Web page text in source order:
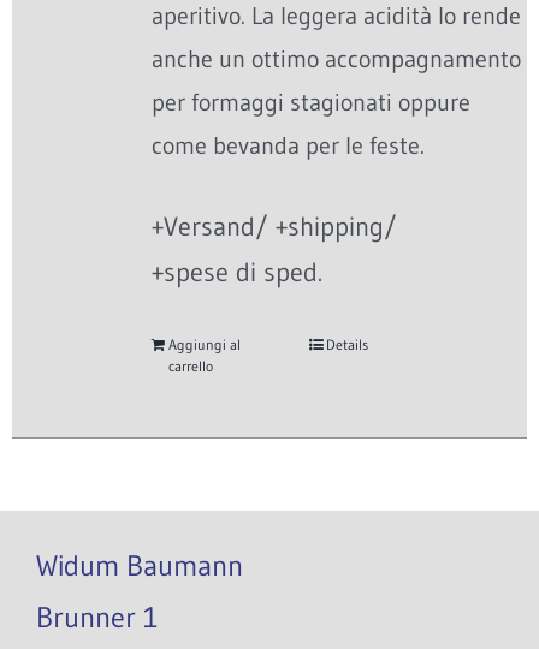
aperitivo. La leggera acidità lo rende
anche un ottimo accompagnamento
per formaggi stagionati oppure
come bevanda per le feste.
+Versand/ +shipping/
+spese di sped.
Aggiungi al
carrello
Details
Widum Baumann
Brunner 1